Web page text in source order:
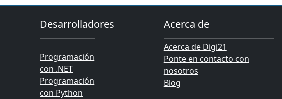
Desarrolladores
Programación
con .NET
Programación
con Python
Acerca de
Acerca de Digi21
Ponte en contacto con
nosotros
Blog